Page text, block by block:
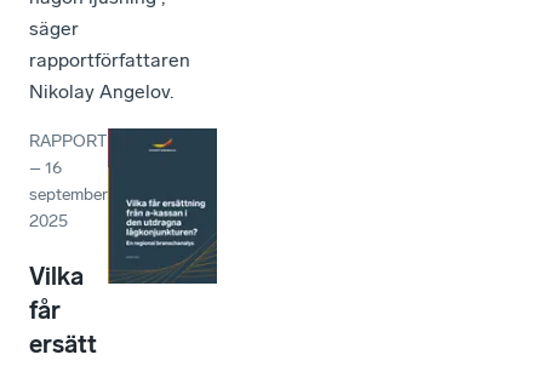
säger
rapportförfattaren
Nikolay Angelov.
RAPPORT
–16
september
2025
Vilka
får
ersätt